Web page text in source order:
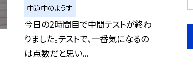
中道中のようす
今日の2時間目で中間テストが終わ
りました。テストで、一番気になるの
は点数だと思い...